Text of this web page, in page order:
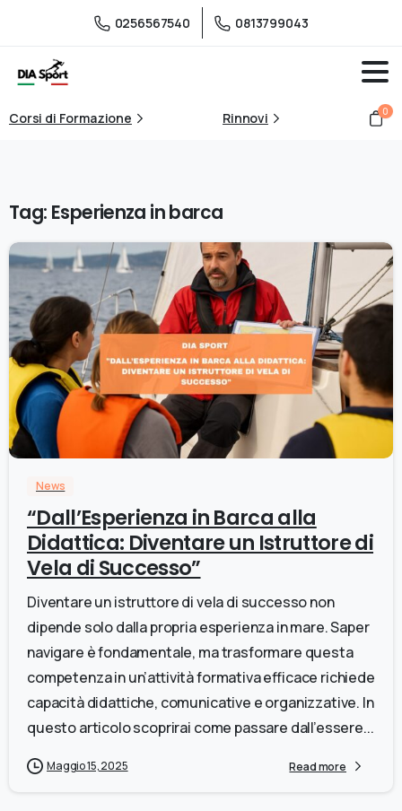
0256567540 0813799043
Corsi di Formazione Rinnovi 0
Tag: Esperienza in barca
0
News
“Dall’Esperienza in Barca alla
Didattica: Diventare un Istruttore di
Vela di Successo”
Diventare un istruttore di vela di successo non
dipende solo dalla propria esperienza in mare. Saper
navigare è fondamentale, ma trasformare questa
competenza in un’attività formativa efficace richiede
capacità didattiche, comunicative e organizzative. In
questo articolo scoprirai come passare dall’essere...
Maggio 15, 2025 Read more